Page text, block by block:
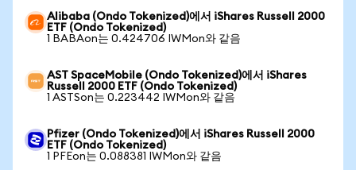
Alibaba (Ondo Tokenized)에서 iShares Russell 2000
ETF (Ondo Tokenized)
1 BABAon는 0.424706 IWMon와 같음
AST SpaceMobile (Ondo Tokenized)에서 iShares
Russell 2000 ETF (Ondo Tokenized)
1 ASTSon는 0.223442 IWMon와 같음
Pfizer (Ondo Tokenized)에서 iShares Russell 2000
ETF (Ondo Tokenized)
1 PFEon는 0.088381 IWMon와 같음